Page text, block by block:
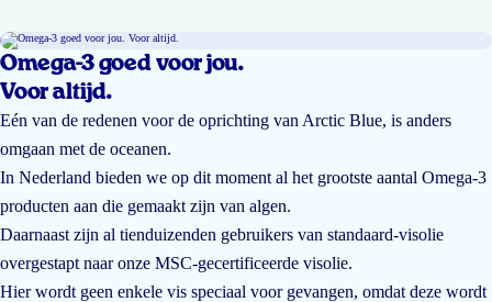
Omega-3 goed voor jou.
Voor altijd.
Eén van de redenen voor de oprichting van Arctic Blue, is anders
omgaan met de oceanen.
In Nederland bieden we op dit moment al het grootste aantal Omega-3
producten aan die gemaakt zijn van algen.
Daarnaast zijn al tienduizenden gebruikers van standaard-visolie
overgestapt naar onze MSC-gecertificeerde visolie.
Hier wordt geen enkele vis speciaal voor gevangen, omdat deze wordt